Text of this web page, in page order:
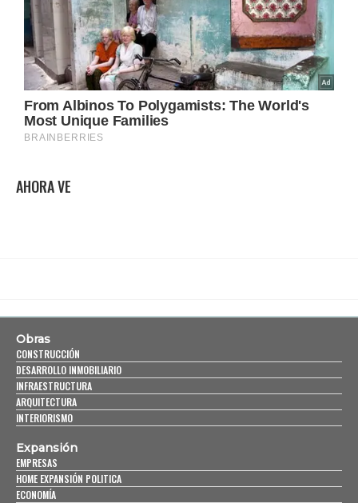
AHORA VE
Obras
CONSTRUCCIÓN
DESARROLLO INMOBILIARIO
INFRAESTRUCTURA
ARQUITECTURA
INTERIORISMO
Expansión
EMPRESAS
HOME EXPANSIÓN POLITICA
ECONOMÍA